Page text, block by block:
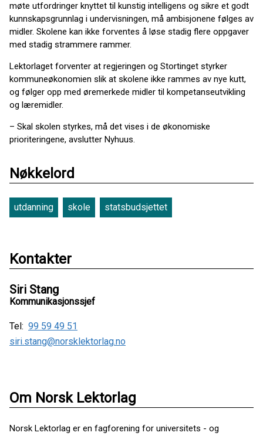
møte utfordringer knyttet til kunstig intelligens og sikre et godt
kunnskapsgrunnlag i undervisningen, må ambisjonene følges av
midler. Skolene kan ikke forventes å løse stadig flere oppgaver
med stadig strammere rammer.
Lektorlaget forventer at regjeringen og Stortinget styrker
kommuneøkonomien slik at skolene ikke rammes av nye kutt,
og følger opp med øremerkede midler til kompetanseutvikling
og læremidler.
– Skal skolen styrkes, må det vises i de økonomiske
prioriteringene, avslutter Nyhuus.
Nøkkelord
utdanning skole statsbudsjettet
Kontakter
Siri Stang
Kommunikasjonssjef
Tel: 99 59 49 51
siri.stang@norsklektorlag.no
Om Norsk Lektorlag
Norsk Lektorlag er en fagforening for universitets - og